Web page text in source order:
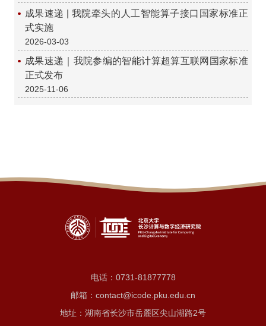
成果速递 | 我院牵头的人工智能算子接口国家标准正
式实施
2026-03-03
成果速递｜我院参编的智能计算超算互联网国家标准
正式发布
2025-11-06
电话： 0731-81877778
邮箱：contact@icode.pku.edu.cn
地址：湖南省长沙市岳麓区尖山湖路2号